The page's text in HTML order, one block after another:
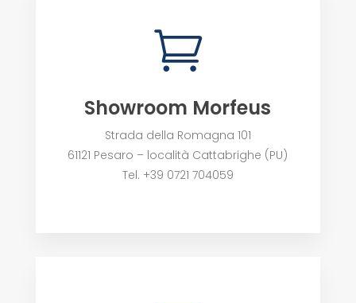

Showroom Morfeus
Strada della Romagna 101
61121 Pesaro – località Cattabrighe (PU)
Tel. +39 0721 704059